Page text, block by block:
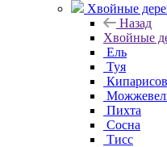
Хвойные
Назад
Хвойные
Ель
Туя
Пихта
Сосна
Тисc